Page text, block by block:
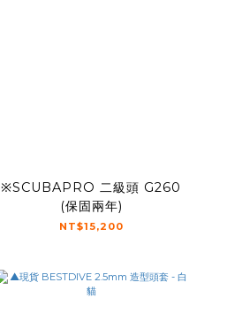
※SCUBAPRO 二級頭 G260
(保固兩年)
NT$15,200